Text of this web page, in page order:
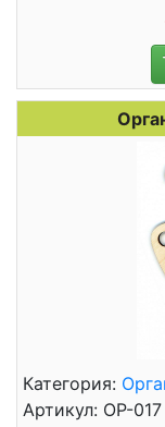
Категория:
Артикул: ОР-017